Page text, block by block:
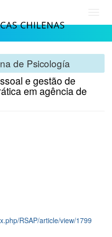
de Psicología
e gestão de
em agência de
RSAP/article/view/1799